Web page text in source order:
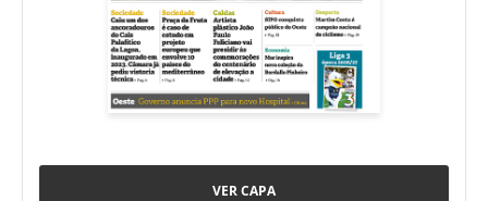
VER CAPA